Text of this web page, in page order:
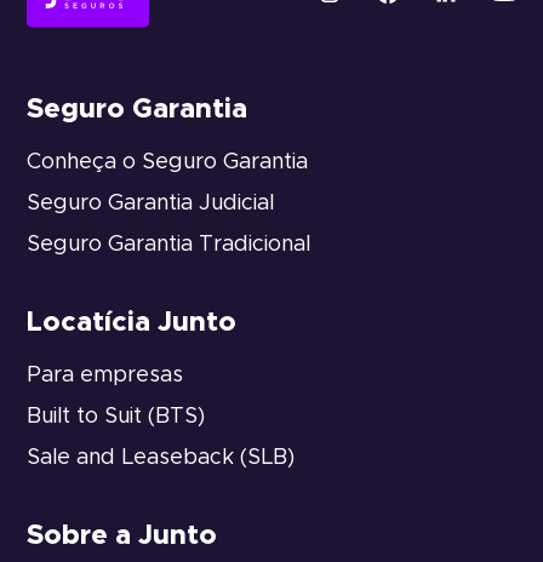
Seguro Garantia
Conheça o Seguro Garantia
Seguro Garantia Judicial
Seguro Garantia Tradicional
Locatícia Junto
Para empresas
Built to Suit (BTS)
Sale and Leaseback (SLB)
Sobre a Junto